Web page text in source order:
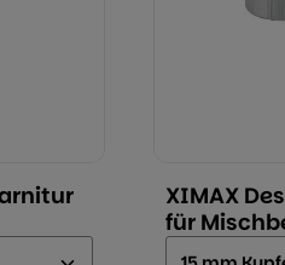
XIMAX
für
Ausführung: